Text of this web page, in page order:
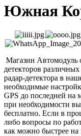
Южная
Магазин Автомодуль
детекторов
радар-детектора в
необходимые
GPS до последней
при необходимости
бесплатно. Если в
либо вопросы по
как можно быстрее на